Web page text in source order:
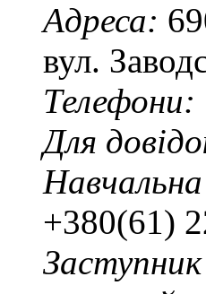
Адреса:
вул.
Телефони:
Для
+380(61)